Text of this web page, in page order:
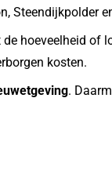
Steendijkpolder
hoeveelheid of
kosten.
.